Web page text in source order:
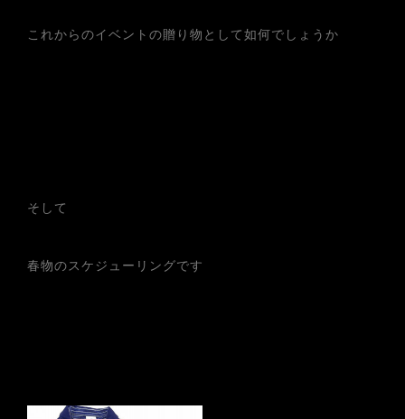
これからのイベントの贈り物として如何でしょうか
そして
春物のスケジューリングです